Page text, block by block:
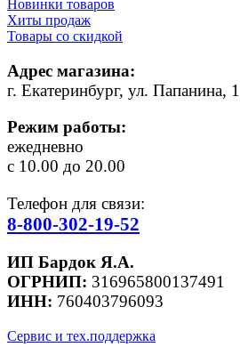
Новинки товаров
Хиты продаж
Товары со скидкой
Адрес магазина:
г. Екатеринбург, ул. Папанина, 1
Режим работы:
ежедневно
с 10.00 до 20.00
Телефон для связи:
8-800-302-19-52
ИП Бардок Я.А.
ОГРНИП: 316965800137491
ИНН: 760403796093
Сервис и тех.поддержка